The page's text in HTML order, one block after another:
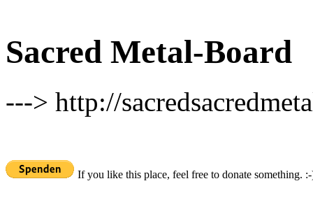
Sacred Metal-Board
---> http://
If you like this place, feel free to donate something.